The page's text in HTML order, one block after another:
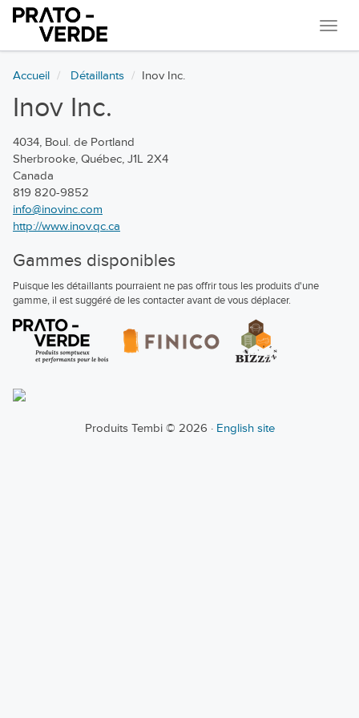
Accueil Détaillants Inov Inc.
Inov Inc.
4034, Boul. de Portland
Sherbrooke, Québec, J1L 2X4
Canada
819 820-9852
info@inovinc.com
http://www.inov.qc.ca
Gammes disponibles
Puisque les détaillants pourraient ne pas offrir tous les produits d'une
gamme, il est suggéré de les contacter avant de vous déplacer.
Produits Tembi © 2026 · English site